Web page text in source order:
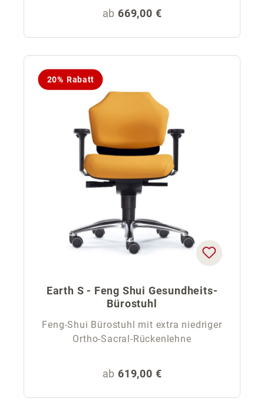
Regulärer Preis:
ab 669,00 €
20% Rabatt
Earth S - Feng Shui Gesundheits-
Bürostuhl
Feng-Shui Bürostuhl mit extra niedriger
Ortho-Sacral-Rückenlehne
Regulärer Preis:
ab 619,00 €